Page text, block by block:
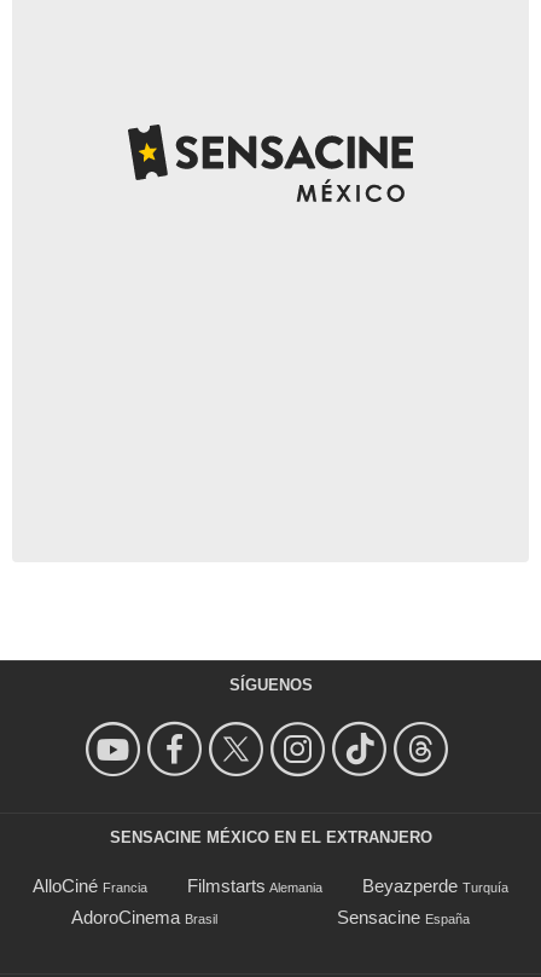
SÍGUENOS
SENSACINE MÉXICO EN EL EXTRANJERO
AlloCiné Francia Filmstarts Alemania Beyazperde Turquía
AdoroCinema Brasil Sensacine España